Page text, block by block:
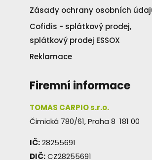
Zásady ochrany osobních
Cofidis - splátkový prodej,
splátkový prodej ESSOX
Reklamace
Firemní informace
TOMAS CARPIO s.r.o.
Čimická 780/61, Praha 8 181 00
IČ:28255691
DIČ:CZ28255691